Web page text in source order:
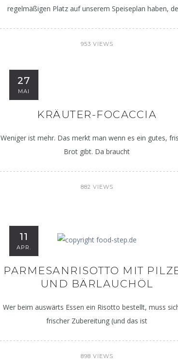
regelmäßigen Platz auf unserem Speiseplan haben,
953 VIEWS
27
MAI
KRÄUTER-FOCACCIA
Weniger ist mehr. Das merkt man wenn es ein gutes,
Brot gibt. Da braucht
882 VIEWS
11
APR.
PARMESANRISOTTO MIT
UND BÄRLAUCHÖL
Wer beim auswärts Essen ein Risotto bestellt, muss
frischer Zubereitung (und das ist
898 VIEWS